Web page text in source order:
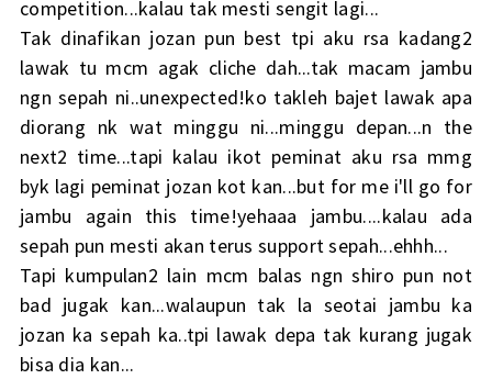
competition...kalau tak mesti sengit lagi...
Tak dinafikan jozan pun best tpi aku rsa kadang2
lawak tu mcm agak cliche dah...tak macam jambu
ngn sepah ni..unexpected!ko takleh bajet lawak apa
diorang nk wat minggu ni...minggu depan...n the
next2 time...tapi kalau ikot peminat aku rsa mmg
byk lagi peminat jozan kot kan...but for me i'll go for
jambu again this time!yehaaa jambu....kalau ada
sepah pun mesti akan terus support sepah...ehhh...
Tapi kumpulan2 lain mcm balas ngn shiro pun not
bad jugak kan...walaupun tak la seotai jambu ka
jozan ka sepah ka..tpi lawak depa tak kurang jugak
bisa dia kan...